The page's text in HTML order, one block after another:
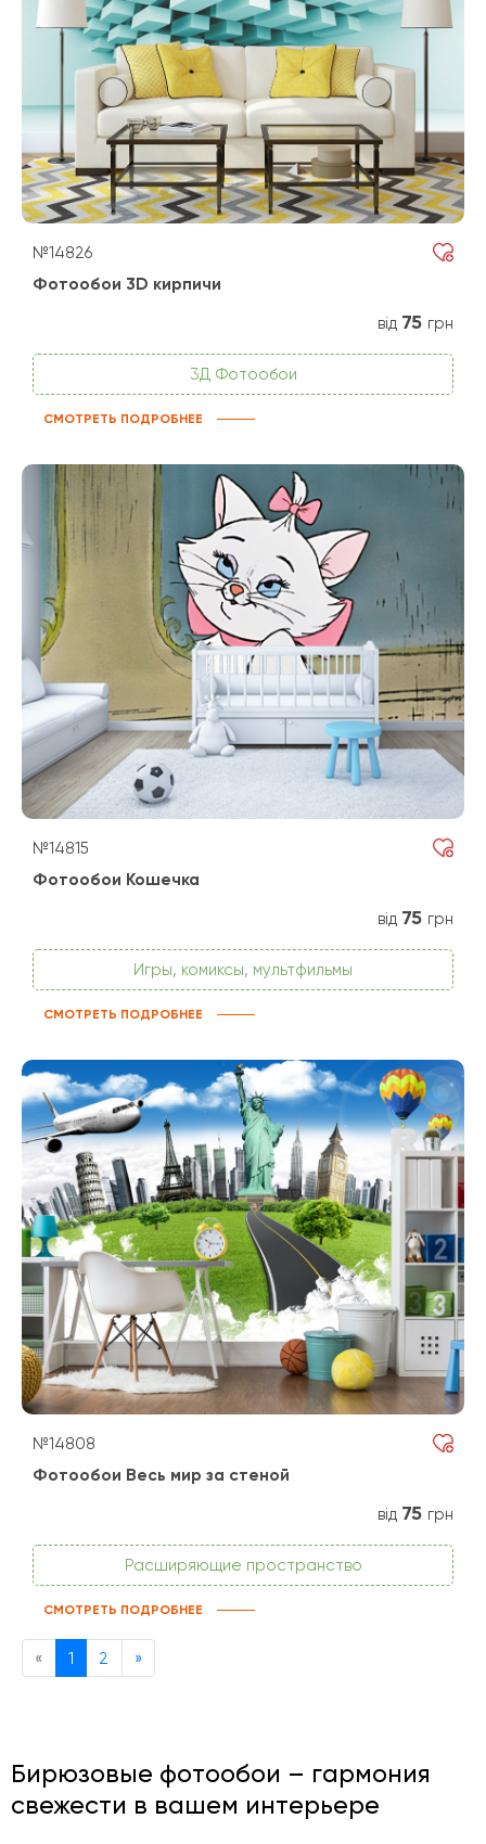
№14826
Фотообои 3D кирпичи
від 75 грн
3Д Фотообои
СМОТРЕТЬ ПОДРОБНЕЕ
№14815
Фотообои Кошечка
від 75 грн
Игры, комиксы, мультфильмы
СМОТРЕТЬ ПОДРОБНЕЕ
№14808
Фотообои Весь мир за стеной
від 75 грн
Расширяющие пространство
СМОТРЕТЬ ПОДРОБНЕЕ
« Previous
1 2 »Next
Бирюзовые фотообои – гармония
свежести в вашем интерьере